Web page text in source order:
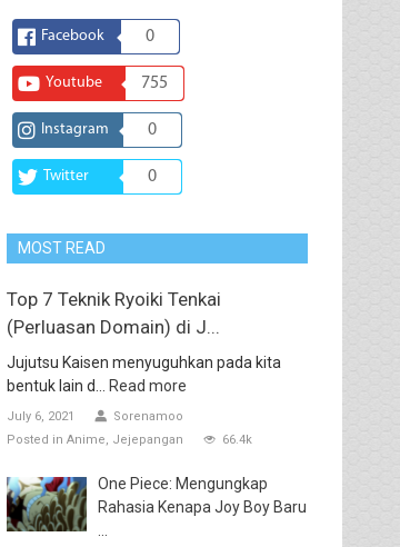
Facebook 0
Youtube 755
Instagram 0
Twitter 0
MOST READ
Top 7 Teknik Ryoiki Tenkai
(Perluasan Domain) di J...
Jujutsu Kaisen menyuguhkan pada kita
bentuk lain d...
Read more
July 6, 2021
Sorenamoo
Posted in Anime Jejepangan 66.4k
One Piece: Mengungkap
Rahasia Kenapa Joy Boy Baru